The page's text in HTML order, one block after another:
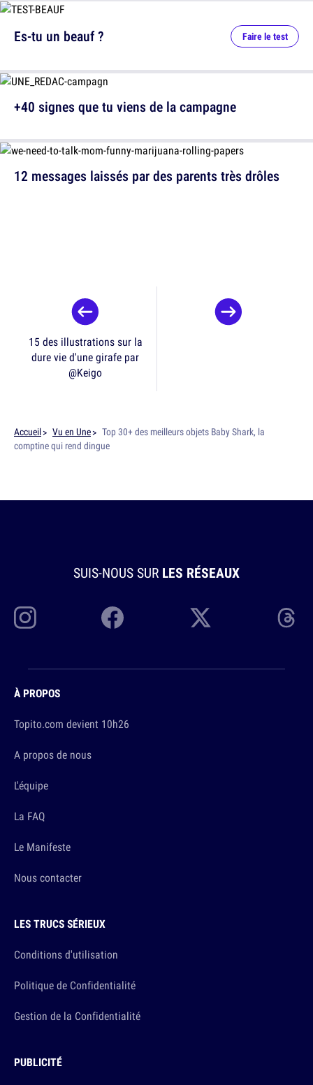
12 messages laissés par des parents très drôles
Es-tu un beauf ? Faire le test
+40 signes que tu viens de la campagne
15 des illustrations sur la
dure vie d'une girafe par
@Keigo
Accueil Vu en Une
Top 30+ des meilleurs objets Baby Shark, la
comptine qui rend dingue
SUIS-NOUS SUR LES RÉSEAUX
À PROPOS
Topito.com devient 10h26
A propos de nous
L'équipe
La FAQ
Le Manifeste
Nous contacter
LES TRUCS SÉRIEUX
Conditions d'utilisation
Politique de Confidentialité
Gestion de la Confidentialité
PUBLICITÉ